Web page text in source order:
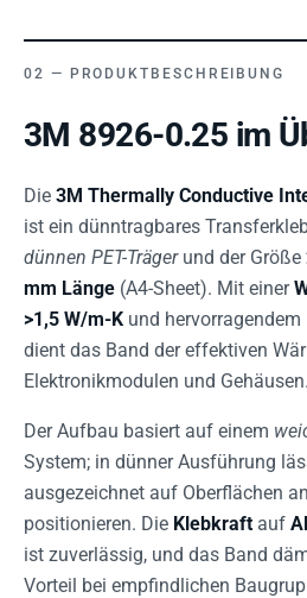
PRODUKTBESCHREIBUNG
3M 8926-0.25 im
Die 3M Thermally Conductive
ist ein dünntragbares
dünnen PET-Trägerund der Größe
mm Länge (A4-Sheet). Mit einer
>1,5 W/m-K und
dient das Band der effektiven
Elektronikmodulen und Gehäusen.
Der Aufbau basiert auf einem
System; in dünner Ausführung
ausgezeichnet auf Oberflächen
positionieren. Die Klebkraft auf
ist zuverlässig, und das Band
Vorteil bei empfindlichen